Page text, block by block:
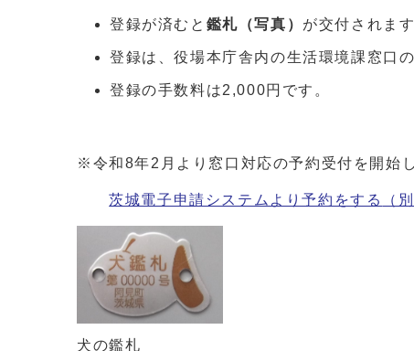
登録が済むと 鑑札（写真） が交付されま
登録は、役場本庁舎内の生活環境課窓口
登録の手数料は2,000円です。
※令和8年2月より窓口対応の予約受付を開始
茨城電子申請システムより予約をする （
犬の鑑札